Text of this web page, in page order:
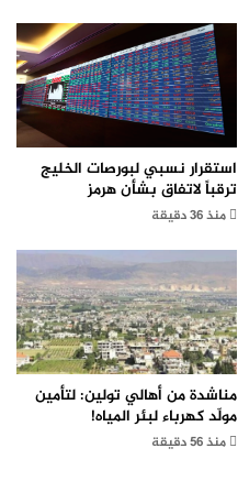
استقرار نسبي لبورصات الخليج
ترقباً لاتفاق بشأن هرمز
منذ 36 دقيقة
مناشدة من أهالي تولين: لتأمين
مولّد كهرباء لبئر المياه!
منذ 56 دقيقة